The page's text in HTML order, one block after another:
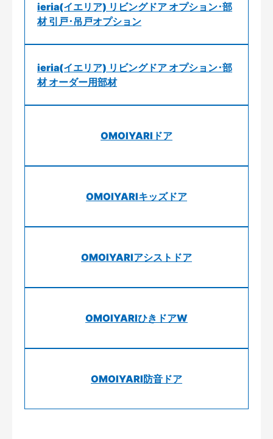
ieria(イエリア) リビングドア オプション･部
材 引戸･吊戸オプション
ieria(イエリア) リビングドア オプション･部
材 オーダー用部材
OMOIYARIドア
OMOIYARIキッズドア
OMOIYARIアシストドア
OMOIYARIひきドアW
OMOIYARI防音ドア